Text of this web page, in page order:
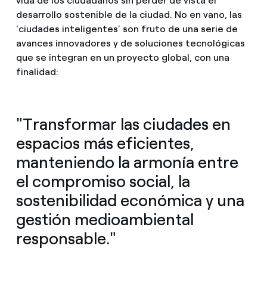
Estafas telefónicas
desarrollo sostenible de la ciudad. No en vano, las
‘ciudades inteligentes’ son fruto de una serie de
avances innovadores y de soluciones tecnológicas
que se integran en un proyecto global, con una
finalidad:
"Transformar las ciudades en
espacios más eficientes,
manteniendo la armonía entre
el compromiso social, la
sostenibilidad económica y una
gestión medioambiental
responsable."